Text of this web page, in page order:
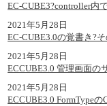
EC-CUBE3?controller内
2021年5月28日
EC-CUBE3.0の覚書き?そ
2021年5月28日
ECCUBE3.0 管理画面の
2021年5月28日
ECCUBE3.0 FormType